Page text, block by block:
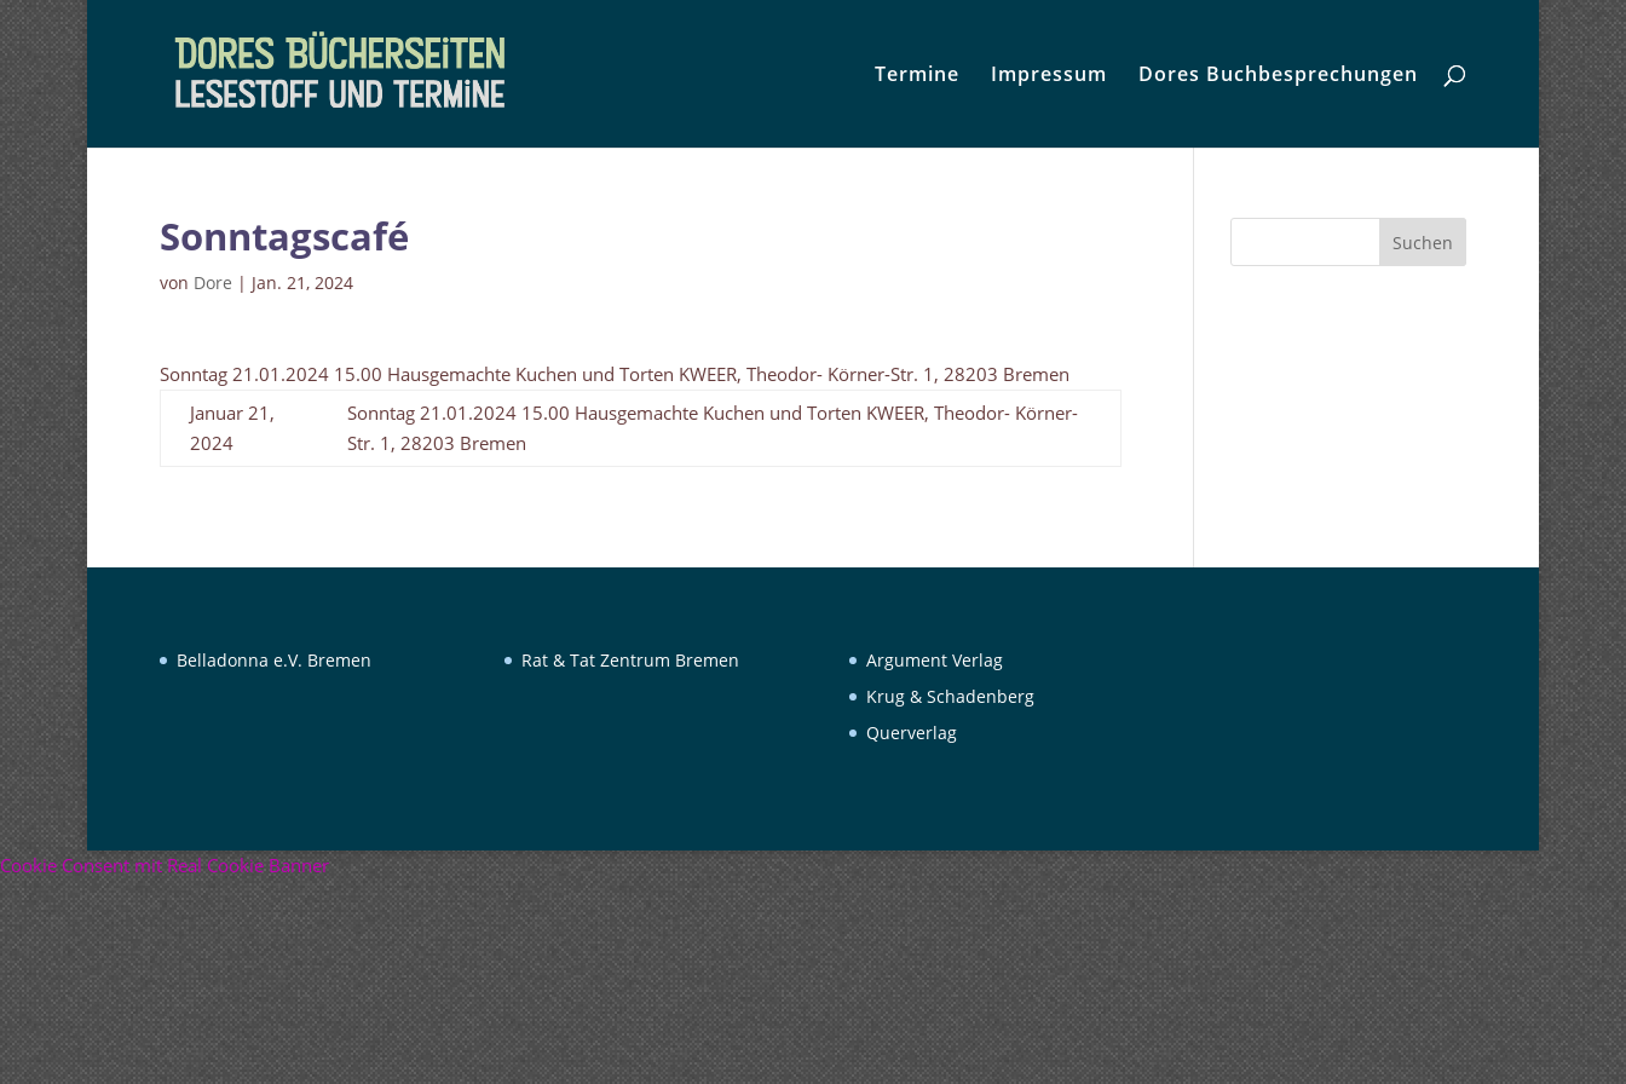
Termine Impressum Dores Buchbesprechungen
Sonntagscafé
von Dore | Jan. 21, 2024
Sonntag 21.01.2024 15.00 Hausgemachte Kuchen und Torten KWEER, Theodor- Körner-Str. 1, 28203 Bremen
Januar 21,
2024
Sonntag 21.01.2024 15.00 Hausgemachte Kuchen und Torten KWEER, Theodor- Körner-
Str. 1, 28203 Bremen
Suchen
Belladonna e.V. Bremen Rat & Tat Zentrum Bremen
Argument Verlag
Krug & Schadenberg
Querverlag
Cookie Consent mit Real Cookie Banner